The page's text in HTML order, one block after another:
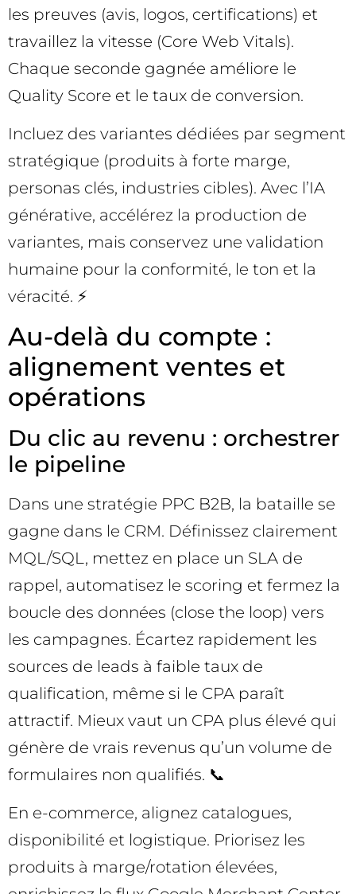
les preuves (avis, logos, certifications) et
travaillez la vitesse (Core Web Vitals).
Chaque seconde gagnée améliore le
Quality Score et le taux de conversion.
Incluez des variantes dédiées par segment
stratégique (produits à forte marge,
personas clés, industries cibles). Avec l’IA
générative, accélérez la production de
variantes, mais conservez une validation
humaine pour la conformité, le ton et la
véracité. ⚡
Au-delà du compte :
alignement ventes et
opérations
Du clic au revenu : orchestrer
le pipeline
Dans une stratégie PPC B2B, la bataille se
gagne dans le CRM. Définissez clairement
MQL/SQL, mettez en place un SLA de
rappel, automatisez le scoring et fermez la
boucle des données (close the loop) vers
les campagnes. Écartez rapidement les
sources de leads à faible taux de
qualification, même si le CPA paraît
attractif. Mieux vaut un CPA plus élevé qui
génère de vrais revenus qu’un volume de
formulaires non qualifiés. 📞
En e-commerce, alignez catalogues,
disponibilité et logistique. Priorisez les
produits à marge/rotation élevées,